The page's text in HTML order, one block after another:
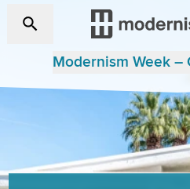
Modernism Week